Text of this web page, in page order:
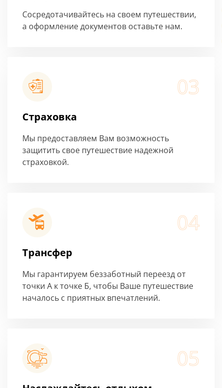
Сосредотачивайтесь на своем путешествии,
а оформление документов оставьте нам.
03
Страховка
Мы предоставляем Вам возможность
защитить свое путешествие надежной
страховкой.
04
Трансфер
Мы гарантируем беззаботный переезд от
точки А к точке Б, чтобы Ваше путешествие
началось с приятных впечатлений.
05